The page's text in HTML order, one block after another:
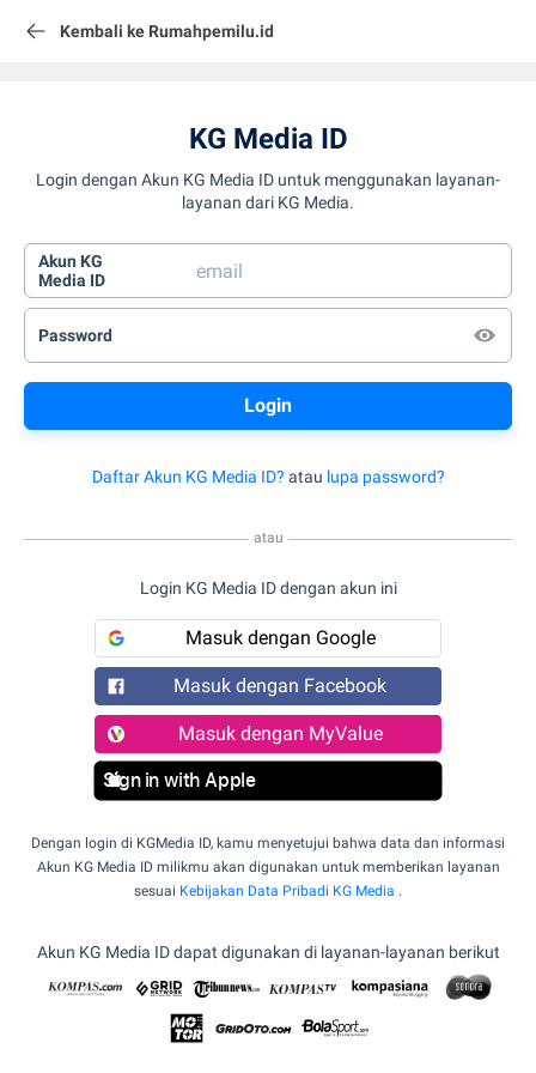
Kembali ke Rumahpemilu.id
KG Media ID
Login dengan Akun KG Media ID untuk menggunakan layanan-
layanan dari KG Media.
Akun KG
Media ID
Password
Daftar Akun KG Media ID? atau lupa password?
atau
Login KG Media ID dengan akun ini
Masuk dengan Google
Masuk dengan Facebook
Masuk dengan MyValue
Sign in with Apple
Dengan login di KGMedia ID, kamu menyetujui bahwa data dan informasi
Akun KG Media ID milikmu akan digunakan untuk memberikan layanan
sesuai Kebijakan Data Pribadi KG Media .
Akun KG Media ID dapat digunakan di layanan-layanan berikut